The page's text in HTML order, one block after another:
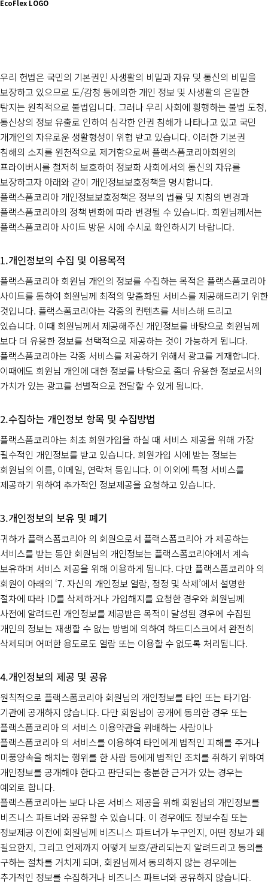
EcoFlex LOGO
우리 헌법은 국민의 기본권인 사생활의 비밀과 자유 및 통신의 비밀을
보장하고 있으므로 도/감청 등에의한 개인 정보 및 사생활의 은밀한
탐지는 원칙적으로 불법입니다. 그러나 우리 사회에 횡행하는 불법 도청,
통신상의 정보 유출로 인하여 심각한 인권 침해가 나타나고 있고 국민
개개인의 자유로운 생활형성이 위협 받고 있습니다. 이러한 기본권
침해의 소지를 원천적으로 제거함으로써 플랙스폼코리아회원의
프라이버시를 철저히 보호하여 정보화 사회에서의 통신의 자유를
보장하고자 아래와 같이 개인정보보호정책을 명시합니다.
플랙스폼코리아 개인정보보호정책은 정부의 법률 및 지침의 변경과
플랙스폼코리아의 정책 변화에 따라 변경될 수 있습니다. 회원님께서는
플랙스폼코리아 사이트 방문 시에 수시로 확인하시기 바랍니다.
개인정보의 수집 및 이용목적
플랙스폼코리아 회원님 개인의 정보를 수집하는 목적은 플랙스폼코리아
사이트를 통하여 회원님께 최적의 맞춤화된 서비스를 제공해드리기 위한
것입니다. 플랙스폼코리아는 각종의 컨텐츠를 서비스해 드리고
있습니다. 이때 회원님께서 제공해주신 개인정보를 바탕으로 회원님께
보다 더 유용한 정보를 선택적으로 제공하는 것이 가능하게 됩니다.
플랙스폼코리아는 각종 서비스를 제공하기 위해서 광고를 게재합니다.
이때에도 회원님 개인에 대한 정보를 바탕으로 좀더 유용한 정보로서의
가치가 있는 광고를 선별적으로 전달할 수 있게 됩니다.
수집하는 개인정보 항목 및 수집방법
플랙스폼코리아는 최초 회원가입을 하실 때 서비스 제공을 위해 가장
필수적인 개인정보를 받고 있습니다. 회원가입 시에 받는 정보는
회원님의 이름, 이메일, 연락처 등입니다. 이 이외에 특정 서비스를
제공하기 위하여 추가적인 정보제공을 요청하고 있습니다.
개인정보의 보유 및 폐기
귀하가 플랙스폼코리아 의 회원으로서 플랙스폼코리아 가 제공하는
서비스를 받는 동안 회원님의 개인정보는 플랙스폼코리아에서 계속
보유하며 서비스 제공을 위해 이용하게 됩니다. 다만 플랙스폼코리아 의
회원이 아래의 ‘7. 자신의 개인정보 열람, 정정 및 삭제’에서 설명한
절차에 따라 ID를 삭제하거나 가입해지를 요청한 경우와 회원님께
사전에 알려드린 개인정보를 제공받은 목적이 달성된 경우에 수집된
개인의 정보는 재생할 수 없는 방법에 의하여 하드디스크에서 완전히
삭제되며 어떠한 용도로도 열람 또는 이용할 수 없도록 처리됩니다.
개인정보의 제공 및 공유
원칙적으로 플랙스폼코리아 회원님의 개인정보를 타인 또는 타기업·
기관에 공개하지 않습니다. 다만 회원님이 공개에 동의한 경우 또는
플랙스폼코리아 의 서비스 이용약관을 위배하는 사람이나
플랙스폼코리아 의 서비스를 이용하여 타인에게 법적인 피해를 주거나
미풍양속을 해치는 행위를 한 사람 등에게 법적인 조치를 취하기 위하여
개인정보를 공개해야 한다고 판단되는 충분한 근거가 있는 경우는
예외로 합니다.
플랙스폼코리아는 보다 나은 서비스 제공을 위해 회원님의 개인정보를
비즈니스 파트너와 공유할 수 있습니다. 이 경우에도 정보수집 또는
정보제공 이전에 회원님께 비즈니스 파트너가 누구인지, 어떤 정보가 왜
필요한지, 그리고 언제까지 어떻게 보호/관리되는지 알려드리고 동의를
구하는 절차를 거치게 되며, 회원님께서 동의하지 않는 경우에는
추가적인 정보를 수집하거나 비즈니스 파트너와 공유하지 않습니다.